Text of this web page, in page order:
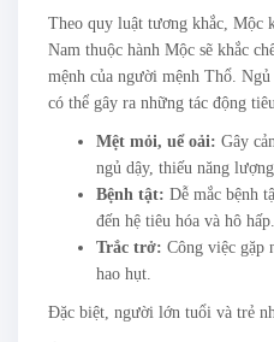
Theo quy luật tương khắc, Mộc
Nam thuộc hành Mộc sẽ khắc
mệnh của người mệnh Thổ.
có thể gây ra những tác động
Mệt mỏi, uể oải: Gây
ngủ dậy, thiếu năng
Bệnh tật: Dễ mắc bệnh
đến hệ tiêu hóa và hô hấp.
Trắc trở: Công việc gặp
hao hụt.
Đặc biệt, người lớn tuổi và trẻ